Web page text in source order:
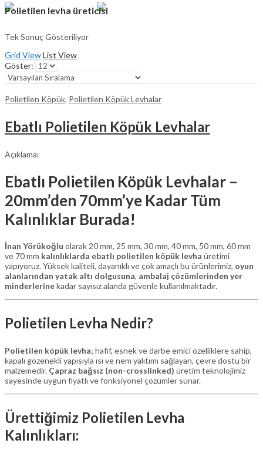
Polietilen levha üreticisi
Tek Sonuç Gösteriliyor
Grid ViewList View
Göster:
Polietilen Köpük, Polietilen Köpük Levhalar
Ebatlı Polietilen Köpük Levhalar
Açıklama:
Ebatlı Polietilen Köpük Levhalar –
20mm’den 70mm’ye Kadar Tüm
Kalınlıklar Burada!
İnan Yörükoğlu olarak 20 mm, 25 mm, 30 mm, 40 mm, 50 mm, 60 mm
ve 70 mm kalınlıklarda ebatlı polietilen köpük levha üretimi
yapıyoruz. Yüksek kaliteli, dayanıklı ve çok amaçlı bu ürünlerimiz, oyun
alanlarından yatak altı dolgusuna, ambalaj çözümlerinden yer
minderlerinekadar sayısız alanda güvenle kullanılmaktadır.
Polietilen Levha Nedir?
Polietilen köpük levha; hafif, esnek ve darbe emici özelliklere sahip,
kapalı gözenekli yapısıyla ısı ve nem yalıtımı sağlayan, çevre dostu bir
malzemedir. Çapraz bağsız (non-crosslinked) üretim teknolojimiz
sayesinde uygun fiyatlı ve fonksiyonel çözümler sunar.
Ürettiğimiz Polietilen Levha
Kalınlıkları: